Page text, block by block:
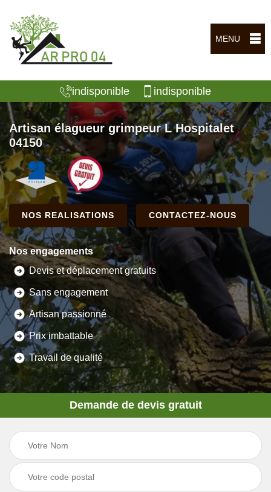
MENU
indisponible indisponible
Artisan élagueur grimpeur L Hospitalet
04150
NOS REALISATIONS CONTACTEZ-NOUS
Nos engagements
Devis et déplacement gratuits
Sans engagement
Artisan passionné
Prix imbattable
Travail de qualité
Demande de devis gratuit